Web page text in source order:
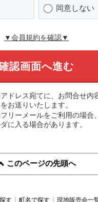
同意しない
▼会員規約を確認▼
ドレス宛てに、お問合せ内
をお送りいたします。
リーメールをご利用の場合
に入る場合があります。
このページの先頭へ
す 町名で探す 現地販売会一